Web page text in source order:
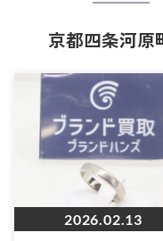
京都四条河原
2026.02.13